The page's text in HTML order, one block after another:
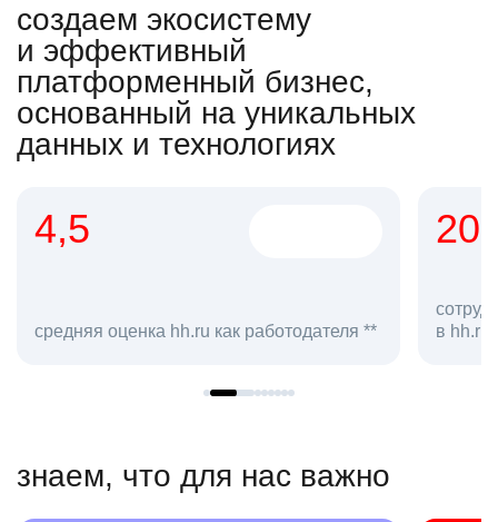
создаем экосистему
и эффективный
платформенный бизнес,
основанный на уникальных
данных и технологиях
4,5
средняя оценка hh.ru как работодателя **
в hh.ru
знаем, что для нас важно